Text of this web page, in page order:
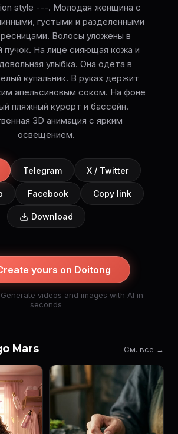
style ---. Молодая женщина с
густыми и разделенными
Волосы уложены в
пучок. На лице сияющая кожа и
улыбка. Она одета в
купальник. В руках держит
апельсиновым соком. На фоне
пляжный курорт и бассейн.
3D анимация с ярким
освещением.
Telegram X / Twitter
Facebook Copy link
Download
yours on Doitong
Generate videos and images with AI in
seconds
Mars См. все →